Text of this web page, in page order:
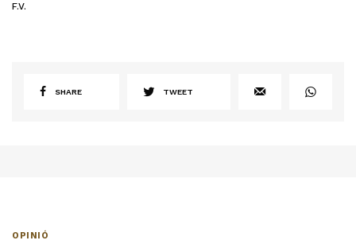
F.V.
SHARE TWEET
OPINIÓ